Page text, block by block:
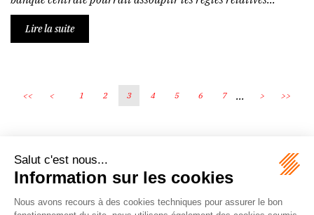
Lire la suite
<< < 1 2 3 4 5 6 7 ... > >>